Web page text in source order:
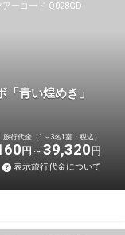
アーコード Q028GD
「青い煌めき」
行代金（1～3名1室・税込）
円 39,320 円
表示旅行代金について